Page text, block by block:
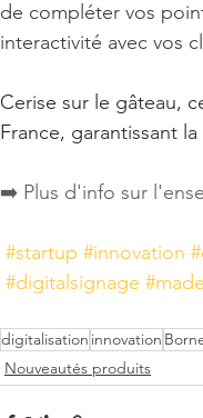
de compléter vos
interactivité avec vos
Cerise sur le gâteau,
France, garantissant
➡️ Plus d'info sur
#startup #innovation
#digitalsignage
digitalisation innovation
Nouveautés produits